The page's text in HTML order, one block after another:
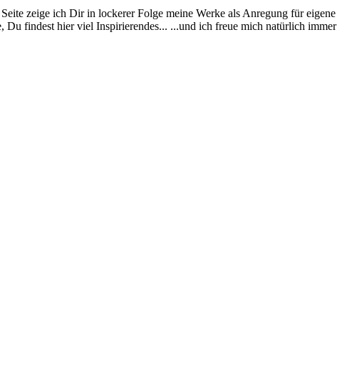
zeige ich Dir in lockerer Folge meine Werke als Anregung für eigene
Du findest hier viel Inspirierendes... ...und ich freue mich natürlich immer